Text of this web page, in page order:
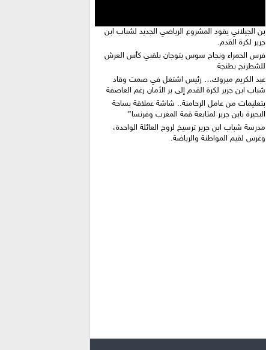
بن الجيلاني يقود المشروع الرياضي الجديد لشباب ابن
جرير لكرة القدم.
فرس الحمراء ونجاح سوس يتوجان بلقبي كأس العرش
للشطرنج بطنجة
عبد الكريم مبروك… رئيس اشتغل في صمت وقاد
شباب ابن جرير لكرة القدم إلى بر الأمان رغم العاصفة
بتعليمات من عامل الرحامنة.. شاشة عملاقة بساحة
البحيرة بابن جرير لمتابعة قمة المغرب وفرنسا”
​مدرسة شباب ابن جرير ترسيخ لروح العائلة الواحدة،
وغرس لقيم المواطنة والرياضة.